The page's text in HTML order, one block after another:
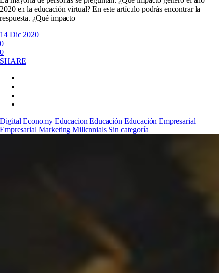
2020 en la educación virtual? En este artículo podrás encontrar la
respuesta. ¿Qué impacto
14 Dic 2020
0
0
SHARE
Digital Economy Educacion Educación Educación Empresarial
Empresarial Marketing Millennials Sin categoría